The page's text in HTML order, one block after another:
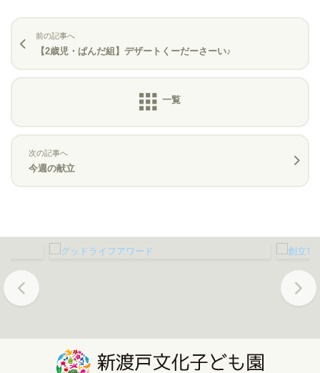
前の記事へ
【2歳児・ぱんだ組】デザートくーだーさーい♪
次の記事へ
今週の献立
Previous Next